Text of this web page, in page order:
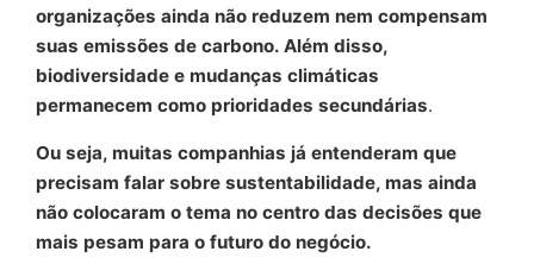
organizações ainda não reduzem nem compensam
suas emissões de carbono. Além disso,
biodiversidade e mudanças climáticas
permanecem como prioridades secundárias.
Ou seja, muitas companhias já entenderam que
precisam falar sobre sustentabilidade, mas ainda
não colocaram o tema no centro das decisões que
mais pesam para o futuro do negócio.